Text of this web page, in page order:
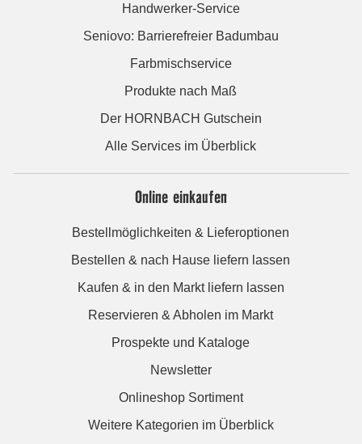
Handwerker-Service
Seniovo: Barrierefreier Badumbau
Farbmischservice
Produkte nach Maß
Der HORNBACH Gutschein
Alle Services im Überblick
Online einkaufen
Bestellmöglichkeiten & Lieferoptionen
Bestellen & nach Hause liefern lassen
Kaufen & in den Markt liefern lassen
Reservieren & Abholen im Markt
Prospekte und Kataloge
Newsletter
Onlineshop Sortiment
Weitere Kategorien im Überblick